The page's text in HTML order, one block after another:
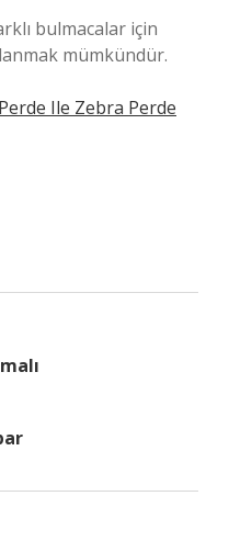
bulmacalar için
mümkündür.
Ile Zebra Perde